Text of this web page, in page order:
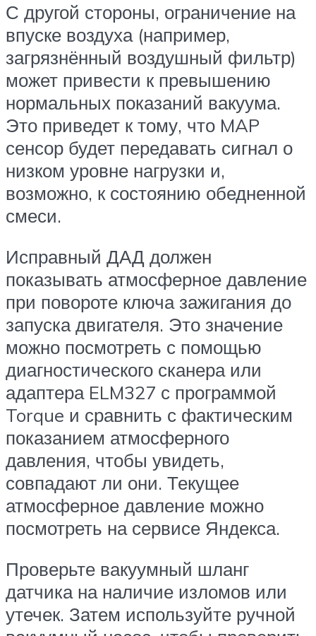
С другой стороны, ограничение на
впуске воздуха (например,
загрязнённый воздушный фильтр)
может привести к превышению
нормальных показаний вакуума.
Это приведет к тому, что MAP
сенсор будет передавать сигнал о
низком уровне нагрузки и,
возможно, к состоянию обедненной
смеси.
Исправный ДАД должен
показывать атмосферное давление
при повороте ключа зажигания до
запуска двигателя. Это значение
можно посмотреть с помощью
диагностического сканера или
адаптера ELM327 с программой
Torque и сравнить с фактическим
показанием атмосферного
давления, чтобы увидеть,
совпадают ли они. Текущее
атмосферное давление можно
посмотреть на сервисе Яндекса.
Проверьте вакуумный шланг
датчика на наличие изломов или
утечек. Затем используйте ручной